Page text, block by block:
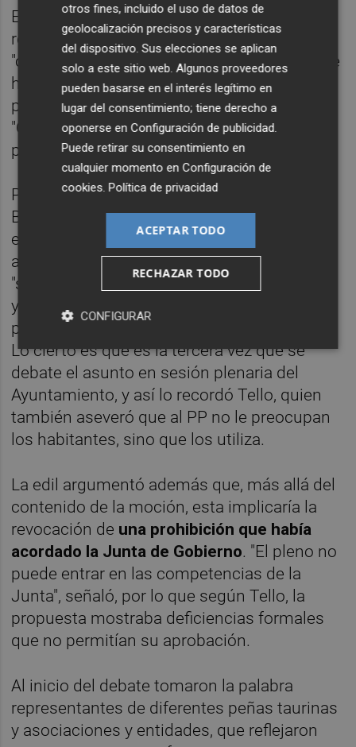
El concejal de CiudadanosNarciso Estellés
reprochó al tripartito que busque la
"confrontación y la bronca" y que los bous se
hayan "prohibido unilateralmente" y apogó
por "regular por consenso y convivencia".
"Que decidan las personas de las
poblaciones", dijo.
Por su parte, la concejal de Cultura y
Bienestar Animal,Glòria Tello, defendió que
estos festejos son "prácticas de maltrato
animal con mayúsculas" porque hay
"sufrimiento emocional y físico" en los toros
y rechazó la tradición como argumento
porque eso "no puede justificar el maltrato".
Lo cierto es que es la tercera vez que se
debate el asunto en sesión plenaria del
Ayuntamiento, y así lo recordó Tello, quien
también aseveró que al PP no le preocupan
los habitantes, sino que los utiliza.
La edil argumentó además que, más allá del
contenido de la moción, esta implicaría la
revocación de una prohibición que había
acordado la Junta de Gobierno. "El pleno no
puede entrar en las competencias de la
Junta", señaló, por lo que según Tello, la
propuesta mostraba deficiencias formales
que no permitían su aprobación.
Al inicio del debate tomaron la palabra
representantes de diferentes peñas taurinas
y asociaciones y entidades, que reflejaron
otros fines, incluido el uso de datos de
geolocalización precisos y características
del dispositivo. Sus elecciones se aplican
solo a este sitio web. Algunos proveedores
pueden basarse en el interés legítimo en
lugar del consentimiento; tiene derecho a
oponerse enConfiguración de publicidad
Puede retirar su consentimiento en
cualquier momento enConfiguración de
cookies .Política de privacidad
ACEPTAR TODO
RECHAZAR TODO
CONFIGURAR